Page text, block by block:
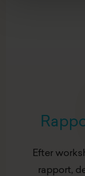
Efter
rapport,